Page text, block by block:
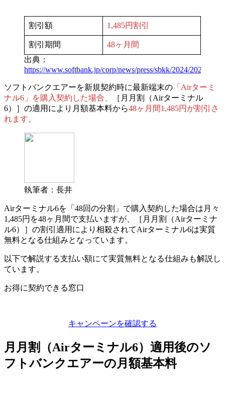
割引額 1,485円割引
割引期間
48ヶ月間
出典：
https://www.softbank.jp/corp/news/press/sbkk/2024/
ソフトバンクエアーを新規契約時に最新端末の 「Airターミ
ナル6」を購入契約した場合、
［月月割（Airターミナル
6）］の適用により月額基本料から48ヶ月間1,485円が割引さ
れます。
執筆者：長井
Airターミナル6を「48回の分割」で購入契約した場合は月々
1,485円を48ヶ月間で支払いますが、［月月割（Airターミナ
ル6）］の割引適用により相殺されてAirターミナル6は実質
無料となる仕組みとなっています。
以下で解説する支払い額にて実質無料となる仕組みも解説し
ています。
お得に契約できる窓口
キャンペーンを確認する
月月割（Airターミナル6）適用後のソ
フトバンクエアーの月額基本料